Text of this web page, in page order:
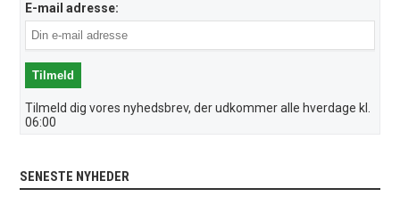
E-mail adresse:
Tilmeld dig vores nyhedsbrev, der udkommer alle hverdage kl.
06:00
SENESTE NYHEDER